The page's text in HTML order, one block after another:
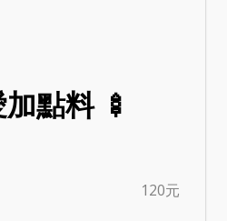
點料 🍢
120元